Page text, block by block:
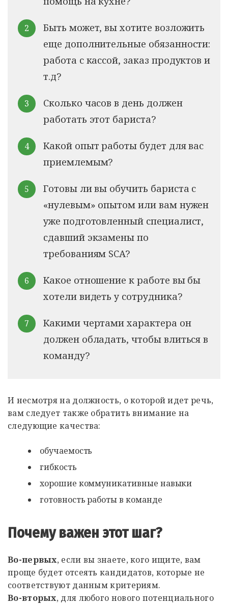
Быть может, вы хотите возложить
еще дополнительные обязанности:
работа с кассой, заказ продуктов и
т.д?
Сколько часов в день должен
работать этот бариста?
Какой опыт работы будет для вас
приемлемым?
Готовы ли вы обучить бариста с
«нулевым» опытом или вам нужен
уже подготовленный специалист,
сдавший экзамены по
требованиям SCA?
Какое отношение к работе вы бы
хотели видеть у сотрудника?
Какими чертами характера он
должен обладать, чтобы влиться в
команду?
И несмотря на должность, о которой идет речь,
вам следует также обратить внимание на
следующие качества:
обучаемость
гибкость
хорошие коммуникативные навыки
готовность работы в команде
Почему важен этот шаг?
Во-первых, если вы знаете, кого ищите, вам
проще будет отсеять кандидатов, которые не
соответствуют данным критериям.
Во-вторых, для любого нового потенциального